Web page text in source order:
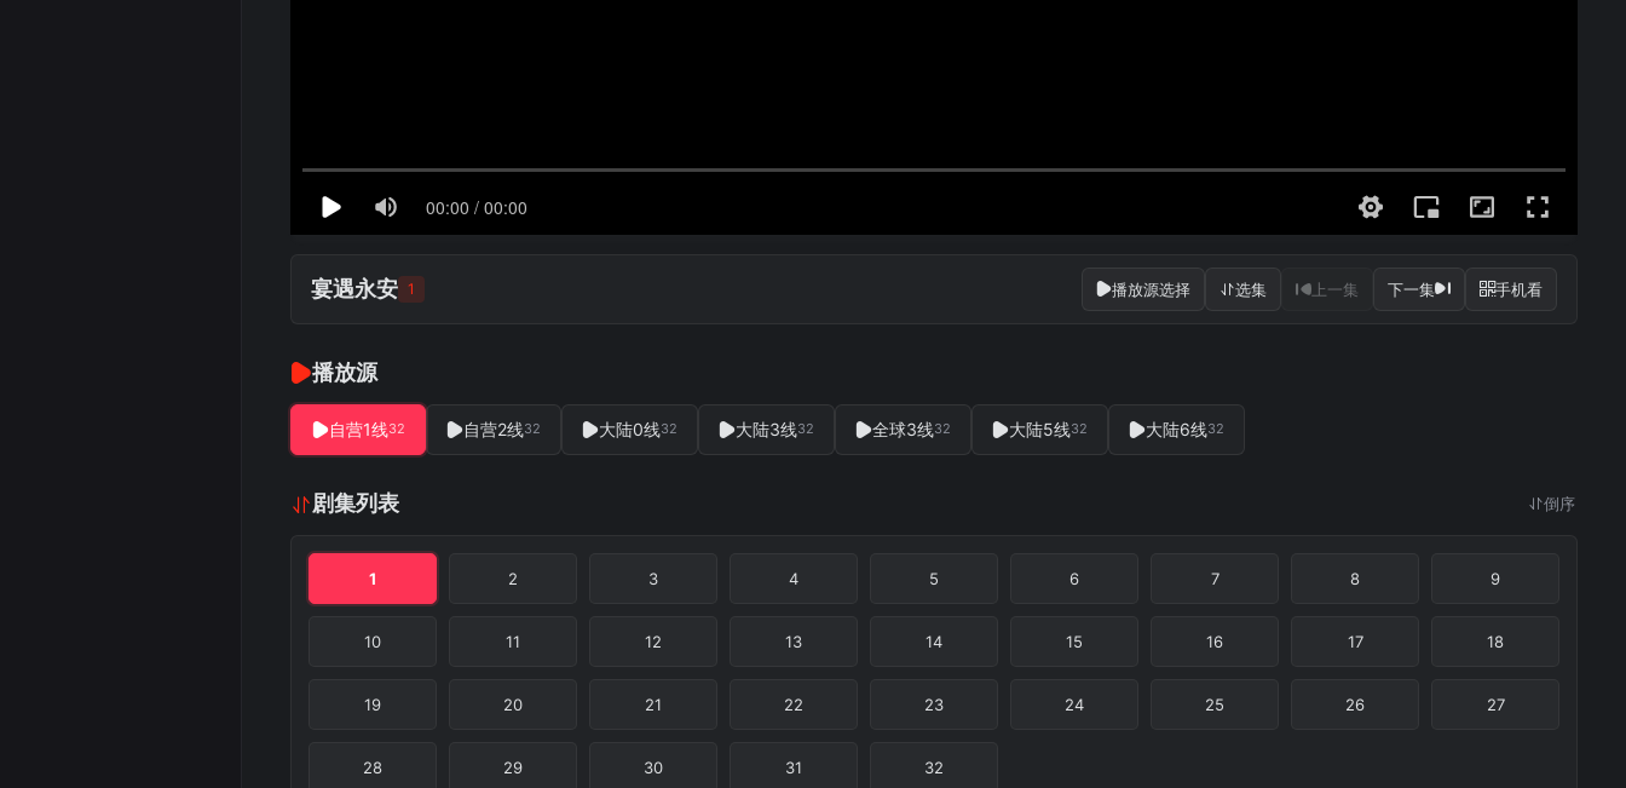
宴遇永安 1 播放源选择 选集 上一集 下一集 手机看
播放源
自营1线32 自营2线32 大陆0线32 大陆3线32 全球3线32 大陆5线32 大陆6线32
剧集列表 倒序
1 2 3 4 5 6 7 8 9
10 11 12 13 14 15 16 17 18
19 20 21 22 23 24 25 26 27
28 29 30 31 32